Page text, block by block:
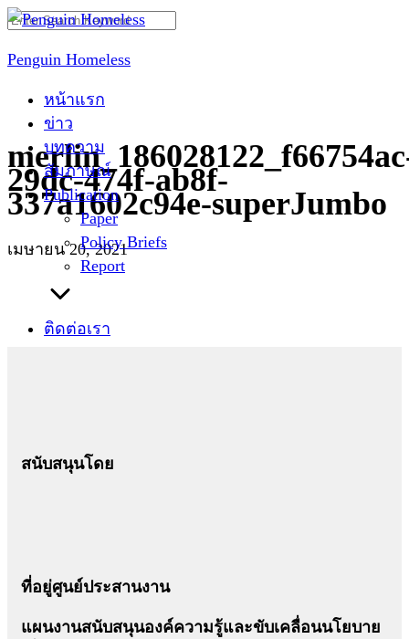
Skip
content
Penguin Homeless
หน้าแรก
ข่าว
บทความ
สัมภาษณ์
Publication
Paper
Policy Briefs
Report
ติดต่อเรา
Search
29dc-474f-ab8f-
337a1602c94e-superJumbo
เมษายน 20, 2021
สนับสนุนโดย
ที่อยู่ศูนย์ประสานงาน
แผนงานสนับสนุนองค์ความรู้และขับเคลื่อนนโยบาย